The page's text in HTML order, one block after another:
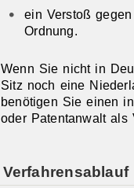
ein Verstoß
Ordnung.
Wenn Sie nicht in
Sitz noch eine
benötigen Sie einen
oder Patentanwalt als
Verfahrensablauf